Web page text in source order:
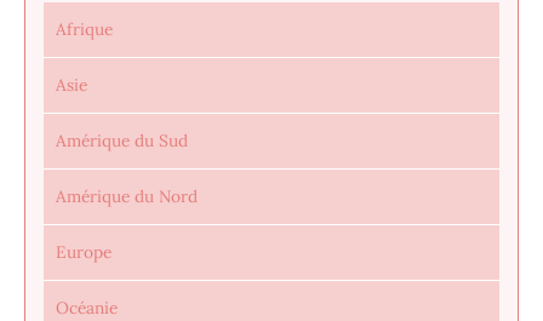
Afrique
Asie
Amérique du Sud
Amérique du Nord
Europe
Océanie